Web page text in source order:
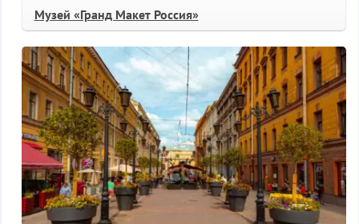
Музей «Гранд Макет Россия»